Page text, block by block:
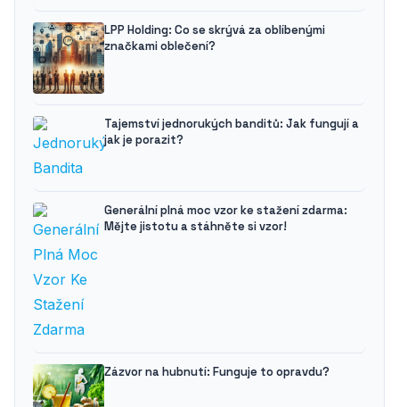
LPP Holding: Co se skrývá za oblíbenými
značkami oblečení?
Tajemství jednorukých banditů: Jak fungují a
jak je porazit?
Generální plná moc vzor ke stažení zdarma:
Mějte jistotu a stáhněte si vzor!
Zázvor na hubnutí: Funguje to opravdu?